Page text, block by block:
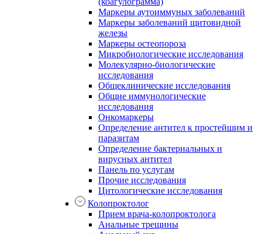
Маркеры аутоиммуных заболеваний
Маркеры заболеваний щитовидной
железы
Маркеры остеопороза
Микробиологические исследования
Молекулярно-биологические
исследования
Общеклинические исследования
Общие иммунологические
исследования
Онкомаркеры
Определение антител к простейшим и
паразитам
Определение бактериальных и
вирусных антител
Панель по услугам
Прочие исследования
Цитологические исследования
Колопроктолог
Прием врача-колопроктолога
Анальные трещины